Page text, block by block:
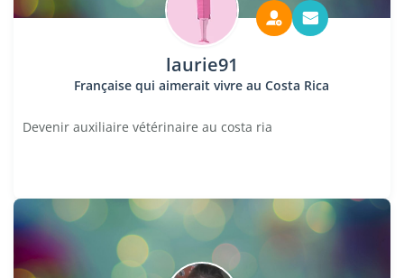
laurie91
Française qui aimerait vivre au Costa Rica
Devenir auxiliaire vétérinaire au costa ria